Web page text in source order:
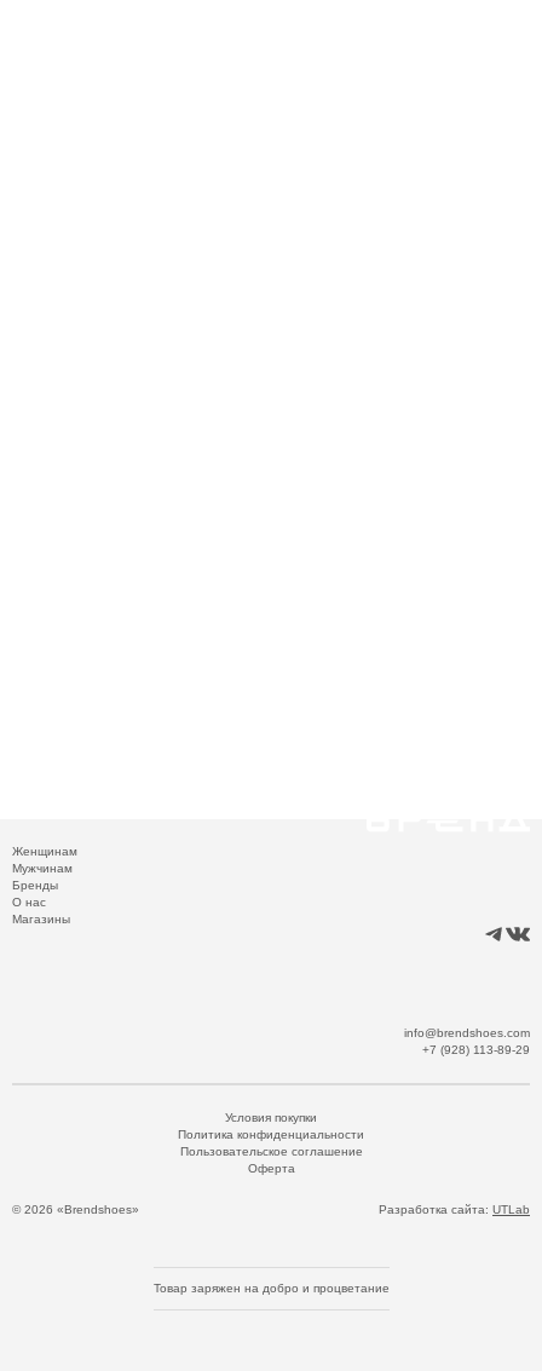
Женщинам
Мужчинам
Бренды
О нас
Магазины
info@brendshoes.com
+7 (928) 113-89-29
© 2026 «Brendshoes»
Условия покупки
Политика конфиденциальности
Пользовательское соглашение
Оферта
Разработка сайта: UTLab
Товар заряжен на добро и процветание